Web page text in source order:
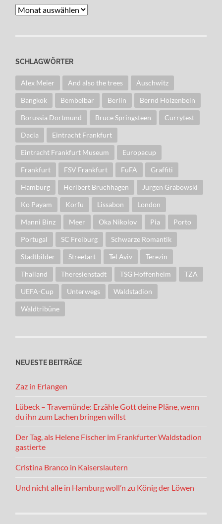
Archiv
SCHLAGWÖRTER
Alex Meier And also the trees Auschwitz
Bangkok Bembelbar Berlin Bernd Hölzenbein
Borussia Dortmund Bruce Springsteen Currytest
Dacia Eintracht Frankfurt
Eintracht Frankfurt Museum Europacup
Frankfurt FSV Frankfurt FuFA Graffiti
Hamburg Heribert Bruchhagen Jürgen Grabowski
Ko Payam Korfu Lissabon London
Manni Binz Meer Oka Nikolov Pia Porto
Portugal SC Freiburg Schwarze Romantik
Stadtbilder Streetart Tel Aviv Terezin
Thailand Theresienstadt TSG Hoffenheim TZA
UEFA-Cup Unterwegs Waldstadion
Waldtribüne
NEUESTE BEITRÄGE
Zaz in Erlangen
Lübeck – Travemünde: Erzähle Gott deine Pläne, wenn
du ihn zum Lachen bringen willst
Der Tag, als Helene Fischer im Frankfurter Waldstadion
gastierte
Cristina Branco in Kaiserslautern
Und nicht alle in Hamburg woll’n zu König der Löwen